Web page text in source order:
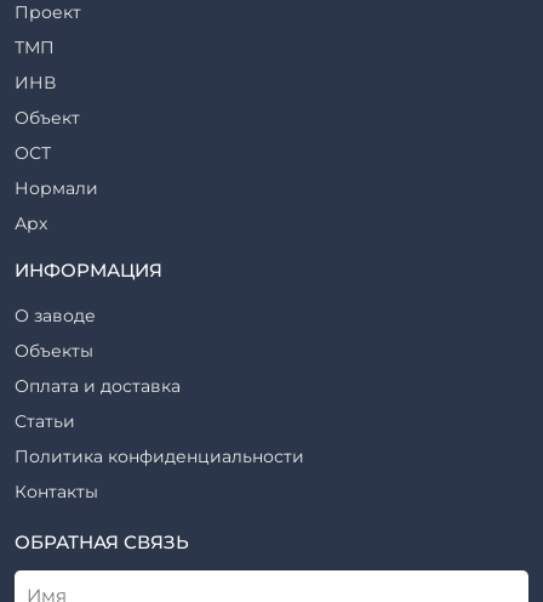
Ригели железобетонные
Сваи железобетонные
Стеновые блоки
Стойки железобетонные
Столбы железобетонные
Закладные детали
Трубы железобетонные
Утяжелители железобетонные
Фермы железобетонные
Фундаментные блоки
Фундаменты железобетонные
Шахты лифтов железобетонные
Шпалы железобетонные
Элементы благоустройства
Трубы асбоцементные
Приставки железобетонные (пасынки) Серия 3.407-57 и
Проект
ТМП
ИНВ
Объект
ОСТ
Нормали
Арх
ТР
Серия
ТП
ТПР
Шифр
Рабочие чертежи
ВСН
ТУ
Альбом
ИНФОРМАЦИЯ
О заводе
Объекты
Оплата и доставка
Статьи
Политика конфиденциальности
Контакты
ОБРАТНАЯ СВЯЗЬ